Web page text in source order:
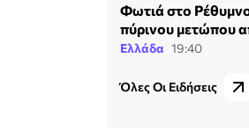
Φωτιά στο
πύρινου μετώπου
Ελλάδα 19:40
Όλες Οι Ειδήσεις